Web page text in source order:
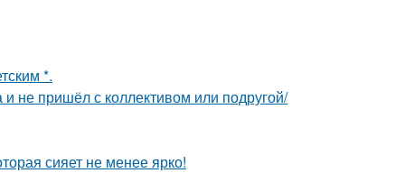
*.
не пришёл с коллективом или подругой/
сияет не менее ярко!